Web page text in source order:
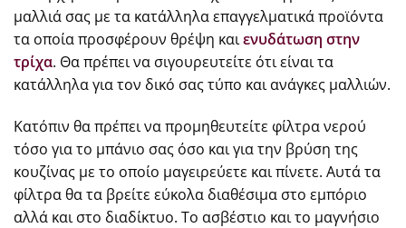
μαλλιά σας με τα κατάλληλα επαγγελματικά προϊόντα
τα οποία προσφέρουν θρέψη καιενυδάτωση στην
τρίχα. Θα πρέπει να σιγουρευτείτε ότι είναι τα
κατάλληλα για τον δικό σας τύπο και ανάγκες μαλλιών.
Κατόπιν θα πρέπει να προμηθευτείτε φίλτρα νερού
τόσο για το μπάνιο σας όσο και για την βρύση της
κουζίνας με το οποίο μαγειρεύετε και πίνετε. Αυτά τα
φίλτρα θα τα βρείτε εύκολα διαθέσιμα στο εμπόριο
αλλά και στο διαδίκτυο. Το ασβέστιο και το μαγνήσιο